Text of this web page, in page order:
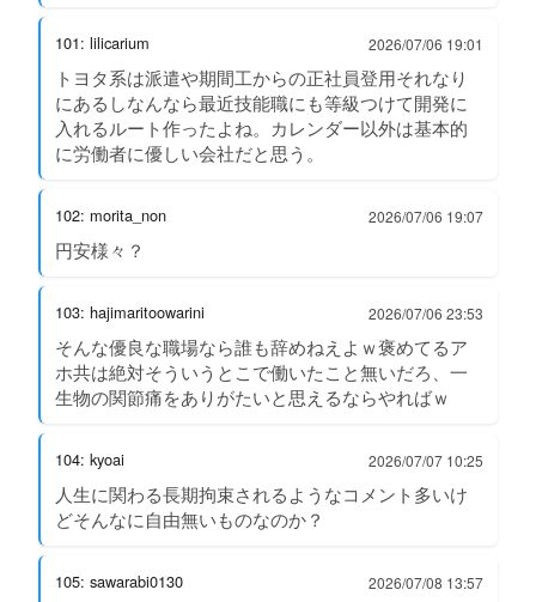
101: lilicarium 2026/07/06 19:01
トヨタ系は派遣や期間工からの正社員登用それなり
にあるしなんなら最近技能職にも等級つけて開発に
入れるルート作ったよね。カレンダー以外は基本的
に労働者に優しい会社だと思う。
102: morita_non 2026/07/06 19:07
円安様々？
103: hajimaritoowarini 2026/07/06 23:53
そんな優良な職場なら誰も辞めねえよｗ褒めてるア
ホ共は絶対そういうとこで働いたこと無いだろ、一
生物の関節痛をありがたいと思えるならやればｗ
104: kyoai 2026/07/07 10:25
人生に関わる長期拘束されるようなコメント多いけ
どそんなに自由無いものなのか？
105: sawarabi0130 2026/07/08 13:57